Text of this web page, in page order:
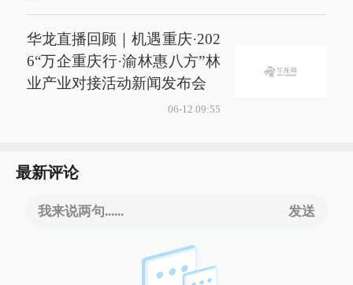
华龙直播回顾｜机遇重庆·202
6“万企重庆行·渝林惠八方”林
业产业对接活动新闻发布会
06-12 09:55
最新评论
我来说两句...... 发送